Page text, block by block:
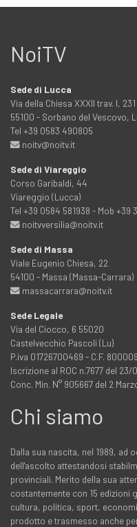
NoiTV
Sede di Lucca
Via della Chiesa XXXII trav. I, 231
55100 - Sorbano del Vescovo,
Tel +39 0583 490805
noitv@noitv.it
Sede di Viareggio
Corso Garibaldi, 44
Viareggio (Lucca)
Tel +39 0584 581938 - Mob +39
noitvversilia@noitv.it
Sede di Massa
Viale Eugenio Chiesa, 22
54100 - Massa (Massa-Carrara)
massacarrara@noitv.it
Sede Legale
Via del Ciocco, 6 55020
Castelvecchio Pascoli (Lu)
P.iva 01726700469 - C.F.
Iscrizione al ROC n.7677 del
Conc. Min. N° 905667 del 2
Chi siamo
Dalla sua nascita, nel 1989, ad
dell'ascolto attestandosi
provinciali. Merito della sua
costantemente con 15 edizioni
cultura, politica, sport,
prodotto e trasmesso anche